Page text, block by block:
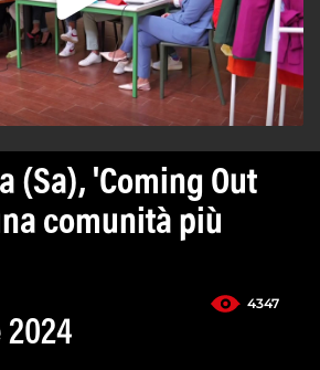
(Sa), 'Coming Out
comunità più
4347